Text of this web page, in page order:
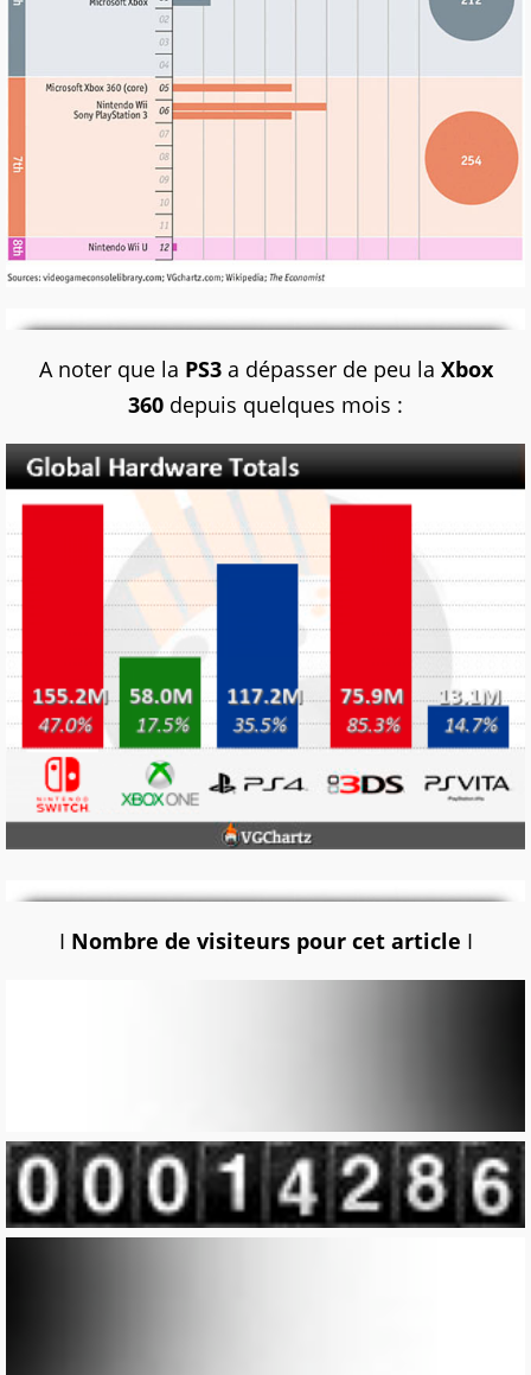
A noter que la PS3a dépasser de peu la Xbox
360 depuis quelques mois :
I Nombre de visiteurs pour cet article I